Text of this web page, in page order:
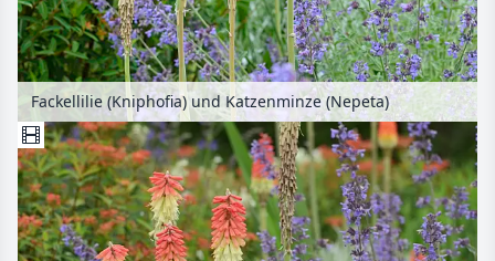
Fackellilie (Kniphofia) und Katzenminze (Nepeta)